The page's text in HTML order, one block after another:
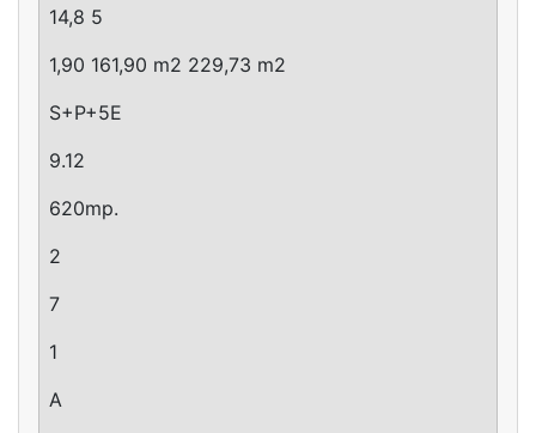
14,8 5
1,90 161,90 m2 229,73 m2
S+P+5E
9.12
620mp.
2
7
1
A